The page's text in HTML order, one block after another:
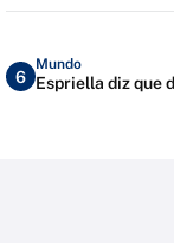
6
Mundo
Espriella diz que